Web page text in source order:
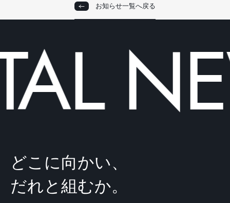
お知らせ一覧へ戻る
どこに向かい、
だれと組むか。